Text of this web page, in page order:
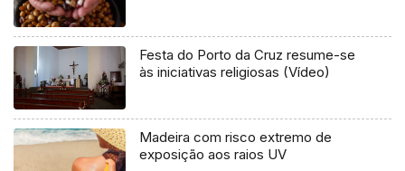
Festa do Porto da Cruz resume-se
às iniciativas religiosas (Vídeo)
Madeira com risco extremo de
exposição aos raios UV